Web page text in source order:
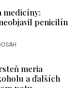
medicíny:
penicilín
meria
a ďalších